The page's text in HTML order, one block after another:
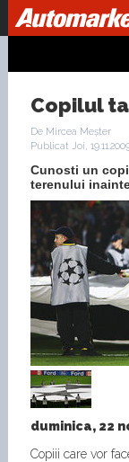
Copilul
De Mircea Meșter
Publicat Joi,
Cunosti un
terenului
duminica, 22
Copiii care vor